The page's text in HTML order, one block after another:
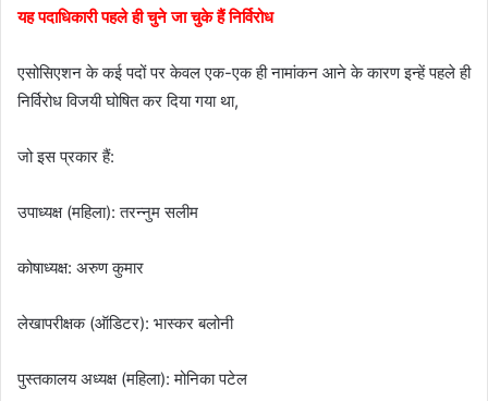
यह पदाधिकारी पहले ही चुने जा चुके हैं निर्विरोध
एसोसिएशन के कई पदों पर केवल एक-एक ही नामांकन आने के कारण इन्हें पहले ही
निर्विरोध विजयी घोषित कर दिया गया था,
जो इस प्रकार हैं:
उपाध्यक्ष (महिला): तरन्नुम सलीम
कोषाध्यक्ष: अरुण कुमार
लेखापरीक्षक (ऑडिटर): भास्कर बलोनी
पुस्तकालय अध्यक्ष (महिला): मोनिका पटेल